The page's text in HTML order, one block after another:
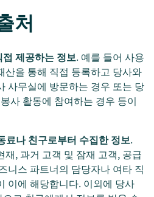
처
제공하는 정보. 예를 들어 사용
산을 통해 직접 등록하고 당사와
사무실에 방문하는 경우 또는 당
사 활동에 참여하는 경우 등이
료나 친구로부터 수집한 정보.
재, 과거 고객 및 잠재 고객, 공급
니스 파트너의 담당자나 여타 직
이에 해당합니다. 이외에 당사